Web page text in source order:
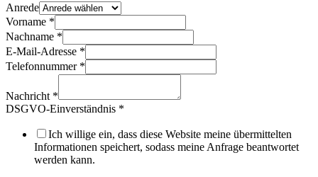
Anrede
Vorname *
Nachname *
E-Mail-Adresse *
Telefonnummer *
DSGVO-
Einverständnis
Nachricht *
DSGVO-Einverständnis *
Ich willige ein, dass diese Website meine übermittelten
Informationen speichert, sodass meine Anfrage beantwortet
werden kann.